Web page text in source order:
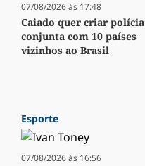
07/08/2026 às 17:48
Caiado quer criar polícia
conjunta com 10 países
vizinhos ao Brasil
Esporte
07/08/2026 às 16:56